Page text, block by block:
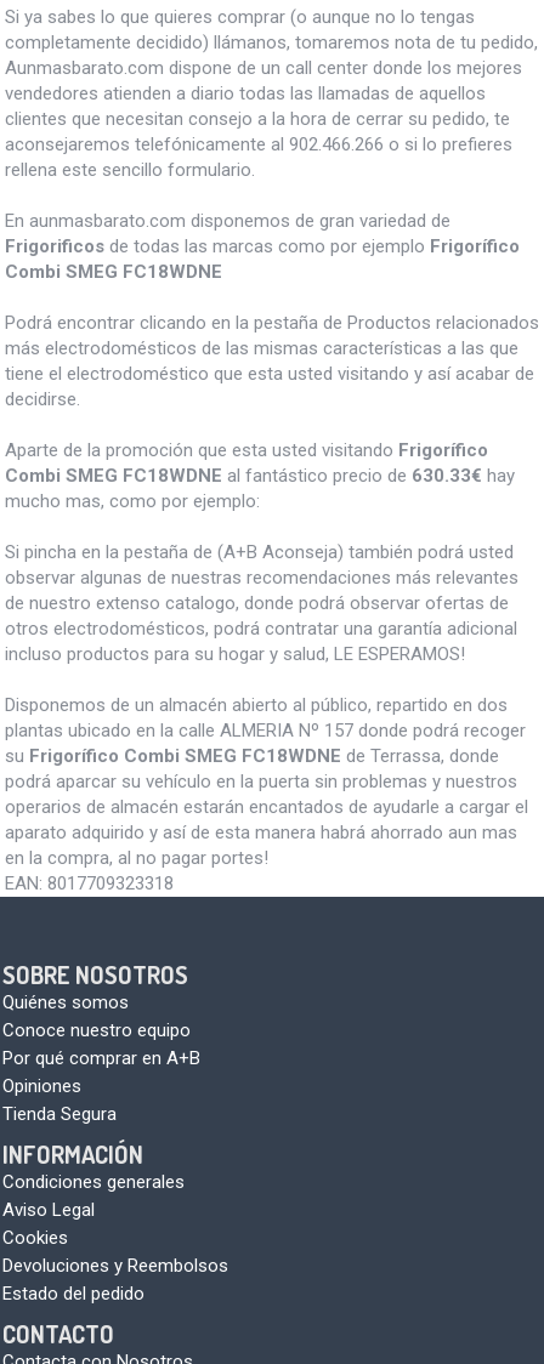
Si ya sabes lo que quieres comprar (o aunque no lo tengas
completamente decidido) llámanos, tomaremos nota de tu pedido,
Aunmasbarato.com dispone de un call center donde los mejores
vendedores atienden a diario todas las llamadas de aquellos
clientes que necesitan consejo a la hora de cerrar su pedido, te
aconsejaremos telefónicamente al 902.466.266 o si lo prefieres
rellena este sencillo formulario.
En aunmasbarato.com disponemos de gran variedad de
Frigorificos de todas las marcas como por ejemplo Frigorífico
Combi SMEG FC18WDNE
Podrá encontrar clicando en la pestaña de Productos relacionados
más electrodomésticos de las mismas características a las que
tiene el electrodoméstico que esta usted visitando y así acabar de
decidirse.
Aparte de la promoción que esta usted visitando Frigorífico
Combi SMEG FC18WDNE al fantástico precio de 630.33€ hay
mucho mas, como por ejemplo:
Si pincha en la pestaña de (A+B Aconseja) también podrá usted
observar algunas de nuestras recomendaciones más relevantes
de nuestro extenso catalogo, donde podrá observar ofertas de
otros electrodomésticos, podrá contratar una garantía adicional
incluso productos para su hogar y salud, LE ESPERAMOS!
Disponemos de un almacén abierto al público, repartido en dos
plantas ubicado en la calle ALMERIA Nº 157 donde podrá recoger
su Frigorífico Combi SMEG FC18WDNE de Terrassa, donde
podrá aparcar su vehículo en la puerta sin problemas y nuestros
operarios de almacén estarán encantados de ayudarle a cargar el
aparato adquirido y así de esta manera habrá ahorrado aun mas
en la compra, al no pagar portes!
EAN: 8017709323318
SOBRE NOSOTROS
Quiénes somos
Conoce nuestro equipo
Por qué comprar en A+B
Opiniones
Tienda Segura
INFORMACIÓN
Condiciones generales
Aviso Legal
Cookies
Devoluciones y Reembolsos
Estado del pedido
CONTACTO